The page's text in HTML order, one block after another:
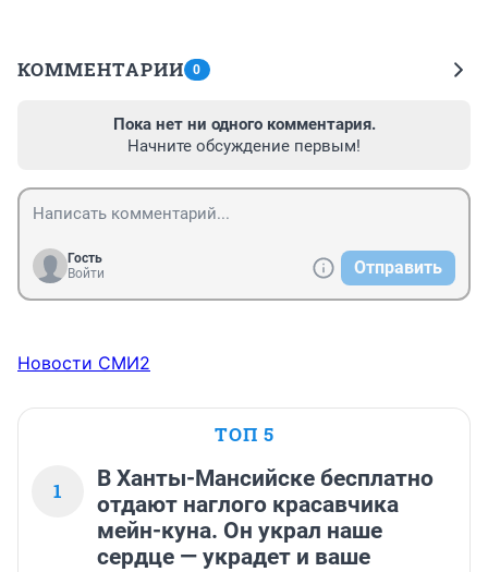
КОММЕНТАРИИ 0
Пока нет ни одного комментария.
Начните обсуждение первым!
Гость
Войти
Отправить
Новости СМИ2
ТОП 5
1
В Ханты-Мансийске бесплатно
отдают наглого красавчика
мейн-куна. Он украл наше
сердце — украдет и ваше